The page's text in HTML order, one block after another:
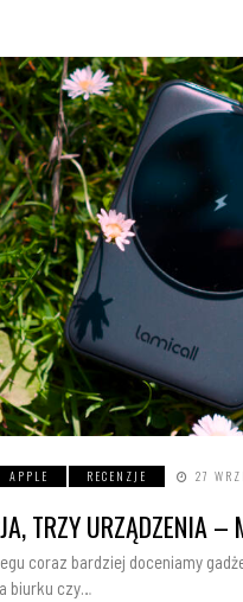
APPLE RECENZJE 27
TRZY URZĄDZENIA
coraz bardziej doceniamy
biurku czy…